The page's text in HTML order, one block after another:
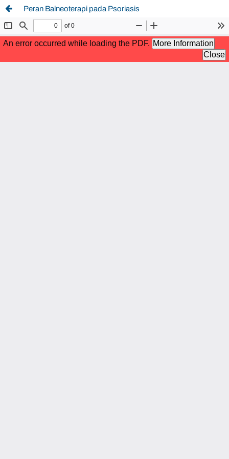
Peran Balneoterapi pada Psoriasis